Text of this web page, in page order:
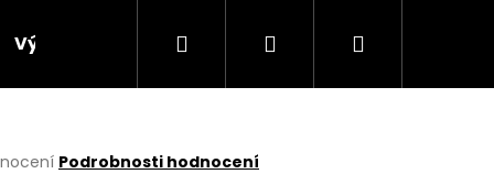
Výprodej Bonusový program
Hledat PřihlášeníNákupní
Podrobnosti hodnocení